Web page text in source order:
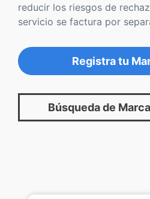
reducir los riesgos de
servicio se factura por
Registra tu
Búsqueda de